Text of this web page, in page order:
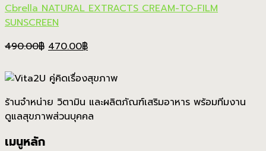
Cbrella NATURAL EXTRACTS CREAM-TO-FILM
SUNSCREEN
490.00฿ Original
was:
490.00฿.
470.00฿Current
is:
470.00฿.
ร้านจำหน่าย วิตามิน และผลิตภัณฑ์เสริมอาหาร พร้อมทีมงาน
ดูแลสุขภาพส่วนบุคคล
เมนูหลัก